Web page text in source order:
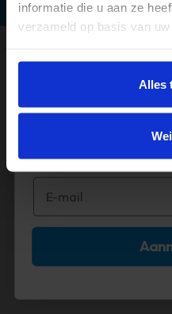
informatie die u aan ze
verzameld op basis van
Alles
©2026 Timco Voordeelmarkt
Méér
Abonneer